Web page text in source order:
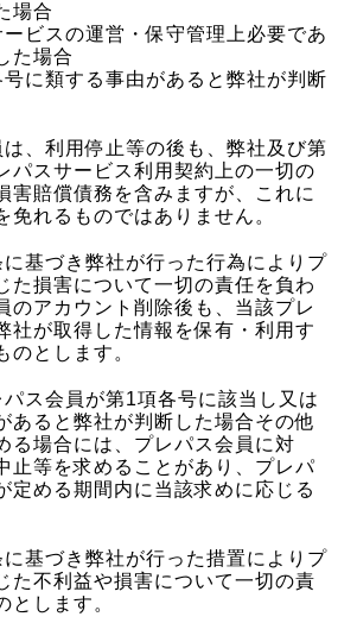
場合
ービスの運営・保守管理上必要であ
た場合
号に類する事由があると弊社が判断
、利用停止等の後も、弊社及び第
パスサービス利用契約上の一切の
害賠償債務を含みますが、これに
免れるものではありません。
基づき弊社が行った行為によりプ
た損害について一切の責任を負わ
のアカウント削除後も、当該プレ
社が取得した情報を保有・利用す
のとします。
ス会員が第1項各号に該当し又は
あると弊社が判断した場合その他
る場合には、プレパス会員に対
止等を求めることがあり、プレパ
定める期間内に当該求めに応じる
基づき弊社が行った措置によりプ
た不利益や損害について一切の責
とします。